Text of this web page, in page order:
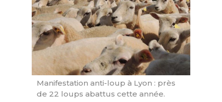
Manifestation anti-loup à Lyon : près
de 22 loups abattus cette année.